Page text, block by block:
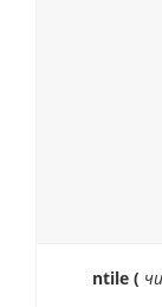
ntile (